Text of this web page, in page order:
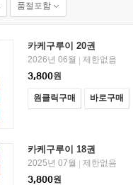
품절포함
카케구루이 20권
2026년 06월 | 제한없음
3,800원
원클릭구매 바로구매
카케구루이 18권
2025년 07월 | 제한없음
3,800원